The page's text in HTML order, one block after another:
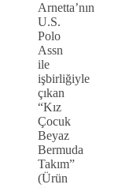
Arnetta’nın
U.S.
Polo
Assn
ile
işbirliğiyle
çıkan
“Kız
Çocuk
Beyaz
Bermuda
Takım”
(Ürün